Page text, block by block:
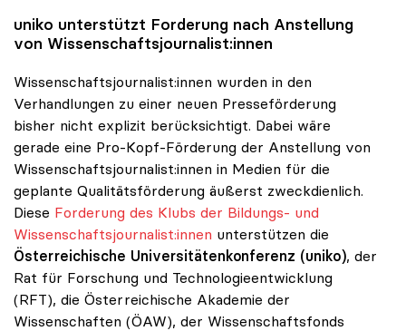
uniko unterstützt Forderung nach Anstellung
von Wissenschaftsjournalist:innen
Wissenschaftsjournalist:innen wurden in den
Verhandlungen zu einer neuen Presseförderung
bisher nicht explizit berücksichtigt. Dabei wäre
gerade eine Pro-Kopf-Förderung der Anstellung von
Wissenschaftsjournalist:innen in Medien für die
geplante Qualitätsförderung äußerst zweckdienlich.
Diese Forderung des Klubs der Bildungs- und
Wissenschaftsjournalist:innen unterstützen die
Österreichische Universitätenkonferenz (uniko), der
Rat für Forschung und Technologieentwicklung
(RFT), die Österreichische Akademie der
Wissenschaften (ÖAW), der Wissenschaftsfonds